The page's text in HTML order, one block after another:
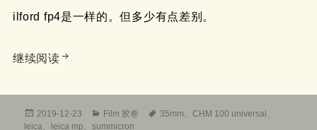
ilford fp4是一样的。但多少有点差别。
继续阅读德国CHM 100 universal 135黑白胶卷使用感受
发
布
2019-12-23
分
类
Film 胶卷
标
35mm 、CHM 100 universal
leica
leica mp 、summicron